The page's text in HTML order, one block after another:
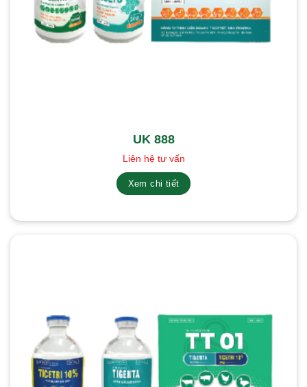
UK 888
Liên hệ tư vấn
Xem chi tiết